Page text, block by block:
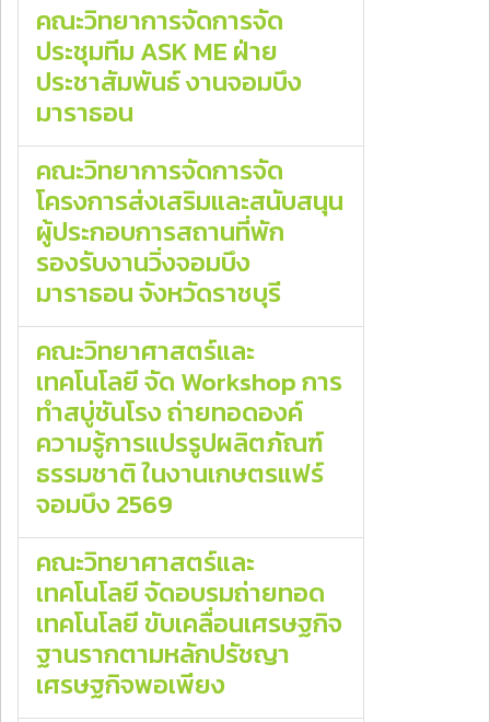
คณะวิทยาการจัดการจัด
ประชุมทีม ASK ME ฝ่าย
ประชาสัมพันธ์ งานจอมบึง
มาราธอน
คณะวิทยาการจัดการจัด
โครงการส่งเสริมและสนับสนุน
ผู้ประกอบการสถานที่พัก
รองรับงานวิ่งจอมบึง
มาราธอน จังหวัดราชบุรี
คณะวิทยาศาสตร์และ
เทคโนโลยี จัด Workshop การ
ทำสบู่ชันโรง ถ่ายทอดองค์
ความรู้การแปรรูปผลิตภัณฑ์
ธรรมชาติ ในงานเกษตรแฟร์
จอมบึง 2569
คณะวิทยาศาสตร์และ
เทคโนโลยี จัดอบรมถ่ายทอด
เทคโนโลยี ขับเคลื่อนเศรษฐกิจ
ฐานรากตามหลักปรัชญา
เศรษฐกิจพอเพียง